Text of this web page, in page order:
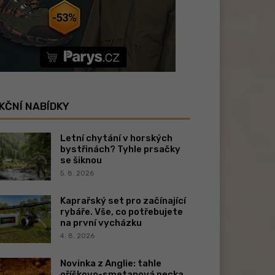
NABÍDKY
Letní chytání v horských
bystřinách? Tyhle prsačky
se šiknou
5. 8. 2026
Kaprařský set pro začínající
rybáře. Vše, co potřebujete
na první vycházku
4. 8. 2026
Novinka z Anglie: tahle